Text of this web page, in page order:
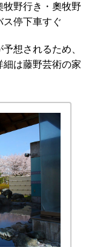
牧野行き・奧牧野
ス停下車すぐ
想されるため、
は藤野芸術の家